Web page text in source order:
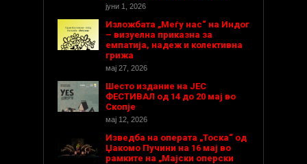
јуни 1, 2026
Изложбата „Меѓу нас“ на Индог
– визуелна приказна за
емпатија, надеж и колективна
грижа
мај 27, 2026
Шесто издание на ЈЕС
ФЕСТИВАЛ од 14 до 20 мај во
Скопје
мај 12, 2026
Изведба на операта „Тоска“ од
Џакомо Пучини на 16 мај во
рамките на „Мајски оперски